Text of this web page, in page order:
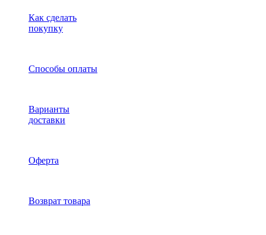
Как сделать
покупку
Способы оплаты
Варианты
доставки
Оферта
Возврат товара